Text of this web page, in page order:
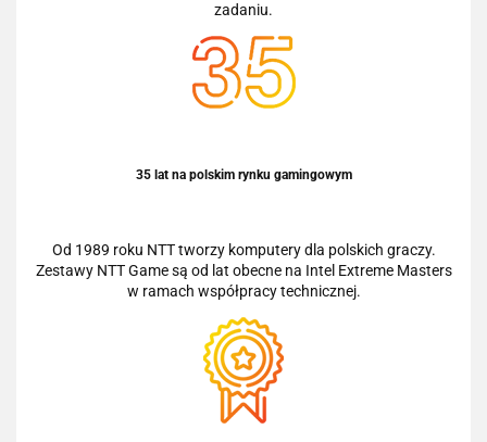
zadaniu.
35 lat na polskim rynku gamingowym
Od 1989 roku NTT tworzy komputery dla polskich graczy.
Zestawy NTT Game są od lat obecne na Intel Extreme Masters
w ramach współpracy technicznej.